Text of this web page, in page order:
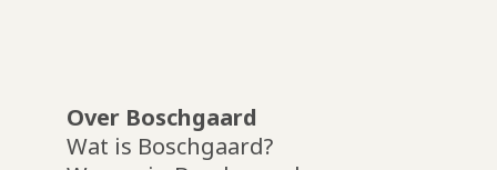
Over Boschgaard
Wat is Boschgaard?